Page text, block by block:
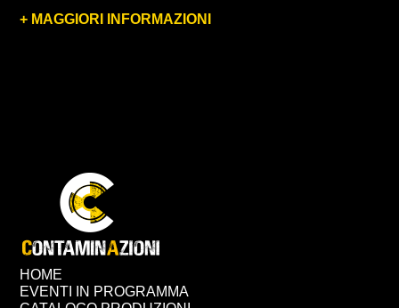
+ MAGGIORI INFORMAZIONI
HOME
EVENTI IN PROGRAMMA